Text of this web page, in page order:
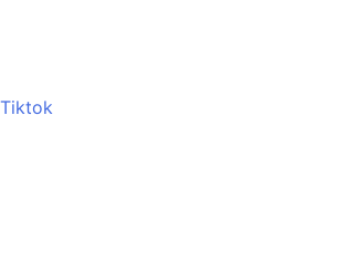
Tiktok